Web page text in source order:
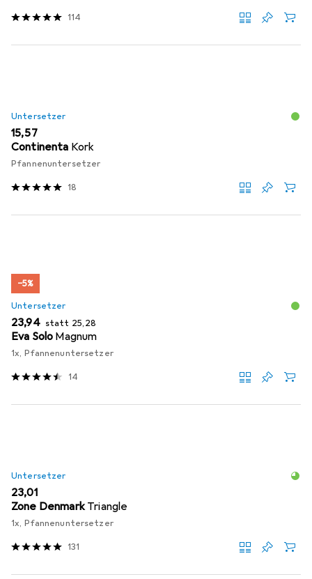
114
Untersetzer
EUR
15,57
Continenta Kork
Pfannenuntersetzer
18
−5%
Untersetzer
EUR
23,94 statt EUR
25,28
Eva Solo Magnum
1x, Pfannenuntersetzer
14
Untersetzer
EUR
23,01
Zone Denmark Triangle
1x, Pfannenuntersetzer
131